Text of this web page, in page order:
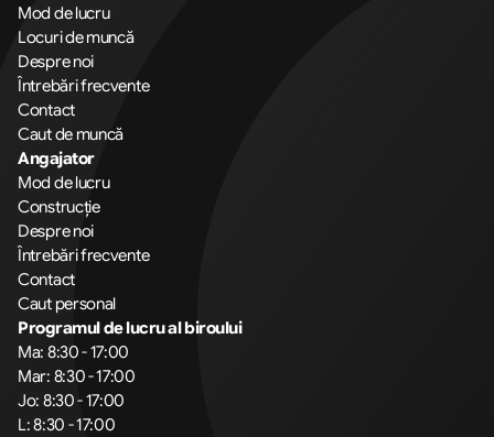
Mod de lucru
Locuri de muncă
Despre noi
Întrebări frecvente
Contact
Caut de muncă
Angajator
Mod de lucru
Construcție
Despre noi
Întrebări frecvente
Contact
Caut personal
Programul de lucru al biroului
Ma: 8:30 - 17:00
Mar: 8:30 - 17:00
Jo: 8:30 - 17:00
L: 8:30 - 17:00